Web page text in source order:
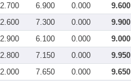
2.700 6.900 0.000 9.600
2.600 7.300 0.000 9.900
2.900 6.100 0.000 9.000
2.800 7.150 0.000 9.950
2.000 7.650 0.000 9.650